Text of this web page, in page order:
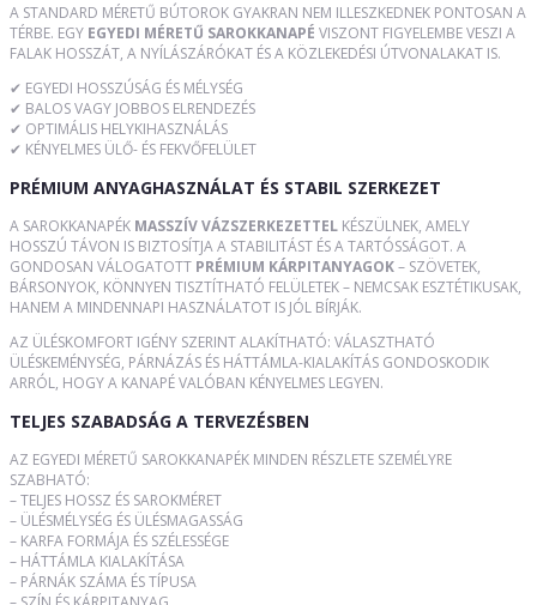
A STANDARD MÉRETŰ BÚTOROK GYAKRAN NEM ILLESZKEDNEK PONTOSAN A
TÉRBE. EGY EGYEDI MÉRETŰ SAROKKANAPÉ VISZONT FIGYELEMBE VESZI A
FALAK HOSSZÁT, A NYÍLÁSZÁRÓKAT ÉS A KÖZLEKEDÉSI ÚTVONALAKAT IS.
✔ EGYEDI HOSSZÚSÁG ÉS MÉLYSÉG
✔ BALOS VAGY JOBBOS ELRENDEZÉS
✔ OPTIMÁLIS HELYKIHASZNÁLÁS
✔ KÉNYELMES ÜLŐ- ÉS FEKVŐFELÜLET
PRÉMIUM ANYAGHASZNÁLAT ÉS STABIL SZERKEZET
A SAROKKANAPÉK MASSZÍV VÁZSZERKEZETTEL KÉSZÜLNEK, AMELY
HOSSZÚ TÁVON IS BIZTOSÍTJA A STABILITÁST ÉS A TARTÓSSÁGOT. A
GONDOSAN VÁLOGATOTT PRÉMIUM KÁRPITANYAGOK– SZÖVETEK,
BÁRSONYOK, KÖNNYEN TISZTÍTHATÓ FELÜLETEK – NEMCSAK ESZTÉTIKUSAK,
HANEM A MINDENNAPI HASZNÁLATOT IS JÓL BÍRJÁK.
AZ ÜLÉSKOMFORT IGÉNY SZERINT ALAKÍTHATÓ: VÁLASZTHATÓ
ÜLÉSKEMÉNYSÉG, PÁRNÁZÁS ÉS HÁTTÁMLA-KIALAKÍTÁS GONDOSKODIK
ARRÓL, HOGY A KANAPÉ VALÓBAN KÉNYELMES LEGYEN.
TELJES SZABADSÁG A TERVEZÉSBEN
AZ EGYEDI MÉRETŰ SAROKKANAPÉK MINDEN RÉSZLETE SZEMÉLYRE
SZABHATÓ:
– TELJES HOSSZ ÉS SAROKMÉRET
– ÜLÉSMÉLYSÉG ÉS ÜLÉSMAGASSÁG
– KARFA FORMÁJA ÉS SZÉLESSÉGE
– HÁTTÁMLA KIALAKÍTÁSA
– PÁRNÁK SZÁMA ÉS TÍPUSA